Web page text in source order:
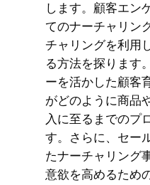
します。顧客エン
てのナーチャリン
チャリングを利用
る方法を探ります
ーを活かした顧客
がどのように商品
入に至るまでのプ
す。さらに、セー
たナーチャリング
意欲を高めるため